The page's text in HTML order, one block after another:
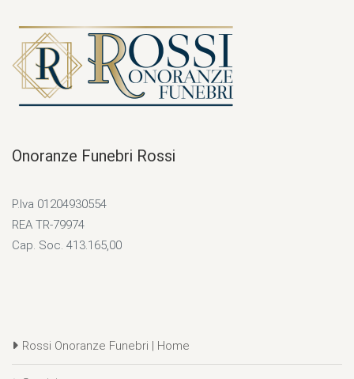
Onoranze Funebri Rossi
P.Iva 01204930554
REA TR-79974
Cap. Soc. 413.165,00
Rossi Onoranze Funebri | Home